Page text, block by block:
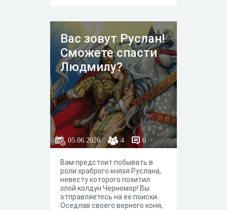
Вас зовут Руслан!
Сможете спасти
Людмилу?
05.06.2026 4 0
Вам предстоит побывать в
роли храброго князя Руслана,
невесту которого похитил
злой колдун Черномор! Вы
отправляетесь на ее поиски.
Оседлав своего верного коня,